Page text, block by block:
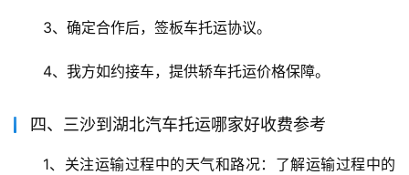
3、确定合作后，签板车托运协议。
4、我方如约接车，提供轿车托运价格保障。
四、三沙到湖北汽车托运哪家好收费参考
1、关注运输过程中的天气和路况：了解运输过程中的